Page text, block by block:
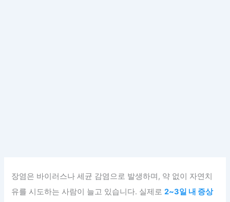
장염은 바이러스나 세균 감염으로 발생하며, 약 없이 자연치
유를 시도하는 사람이 늘고 있습니다. 실제로2~3일 내 증상